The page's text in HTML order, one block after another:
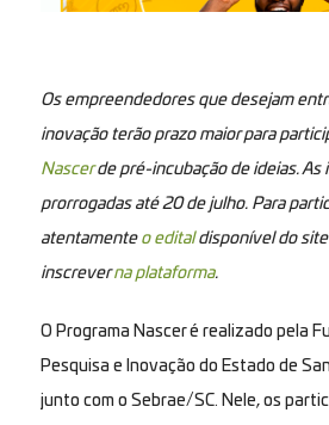
Os empreendedores que desejam
inovação terão prazo maior para
Nascerde pré-incubação de ideias. As
prorrogadas até 20 de julho. Para
atentamente o editaldisponível do
inscreverna plataforma.
O Programa Nascer é realizado pela
Pesquisa e Inovação do Estado de
junto com o Sebrae/SC. Nele, os